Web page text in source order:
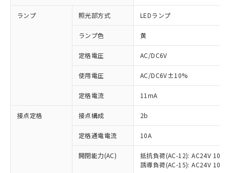
ランプ 照光部方式 LEDランプ
ランプ色 黄
定格電圧 AC/DC6V
使用電圧 AC/DC6V±10%
定格電流 11mA
接点定格 接点構成 2b
定格通電電流 10A
開閉能力(AC)
抵抗負荷(AC-12): AC24V 10A/
誘導負荷(AC-15): AC24V
ご利用条件
以下の条件をお読みいただき、同意のうえ
ご利用ください。
本サービスは、当社制御機器事業取扱
商品の当社在庫状況および標準価格
(税抜)を提供させていただくもので
当社制御機器事業取扱商品の中には、
対応済み：EU RoHS指令（10物質）の
非含有に対応した製品が提供可能な商品で
対応予定：EU RoHS指令（10物質）の非含
有に対応した製品に切り替える予定のある
対応予定なし：EU RoHS指令（10物質）の
非含有に非対応の商品で、対応品を出す予
調査・確認中：EU RoHS指令（10物質）の
非含有の対応状況を調査中または確認中の
非該当品：ライセンス料など無形物で、有
害物質有無と関係のない商品です。
仕入先様の事情により、非含有部品として
「○」：最大均質材料含有率が中国RoHSの
基準値以下であることを示します。
「×」：最大均質材料含有率が中国RoHSの